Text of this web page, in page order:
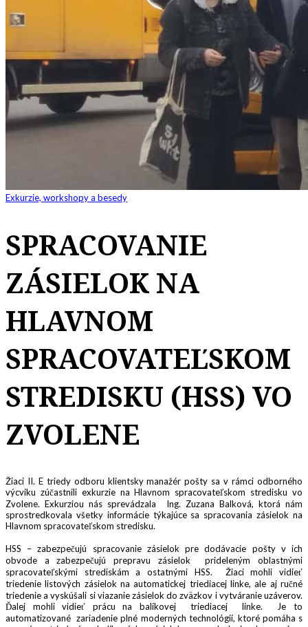
Exkurzie, workshopy a besedy
SPRACOVANIE
ZÁSIELOK NA
HLAVNOM
SPRACOVATEĽSKOM
STREDISKU (HSS) VO
ZVOLENE
Žiaci II. E triedy odboru klientsky manažér pošty sa v rámci odborného
výcviku zúčastnili exkurzie na Hlavnom spracovateľskom stredisku vo
Zvolene. Exkurziou nás sprevádzala Ing. Zuzana Balková, ktorá nám
sprostredkovala všetky informácie týkajúce sa spracovania zásielok na
Hlavnom spracovateľskom stredisku.
HSS – zabezpečujú spracovanie zásielok pre dodávacie pošty v ich
obvode a zabezpečujú prepravu zásielok prideleným oblastnými
spracovateľskými strediskám a ostatnými HSS. Žiaci mohli vidieť
triedenie listových zásielok na automatickej triediacej linke, ale aj ručné
triedenie a vyskúšali si viazanie zásielok do zväzkov i vytváranie uzáverov.
Ďalej mohli vidieť prácu na balíkovej triediacej linke. Je to
automatizované zariadenie plné moderných technológií, ktoré pomáha s